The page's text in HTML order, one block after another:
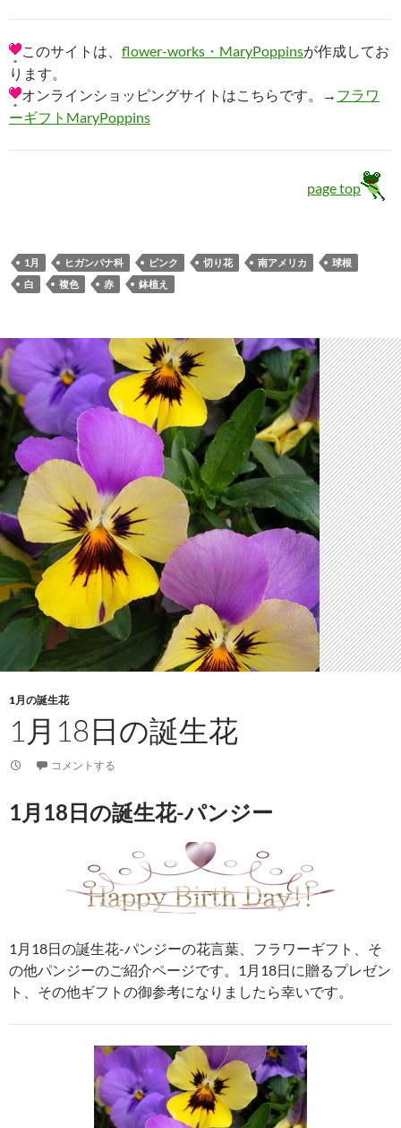
このサイトは、 flower-works・MaryPoppinsが作成してお
ります。
オンラインショッピングサイトはこちらです。→ フラワ
ーギフトMaryPoppins
page top
1月 ヒガンバナ科 ピンク 切り花 南アメリカ
球根
白
複色 赤 鉢植え
1月の誕生花
1月18日の誕生花
コメントする
1月18日の誕生花-パンジー
1月18日の誕生花-パンジーの花言葉、フラワーギフト、そ
の他パンジーのご紹介ページです。1月18日に贈るプレゼン
ト、その他ギフトの御参考になりましたら幸いです。